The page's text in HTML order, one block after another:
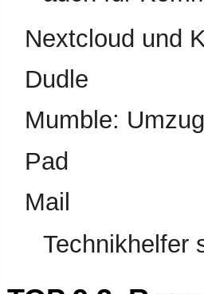
Nextcloud und
Dudle
Mumble:
Pad
Mail
Technikhelfer